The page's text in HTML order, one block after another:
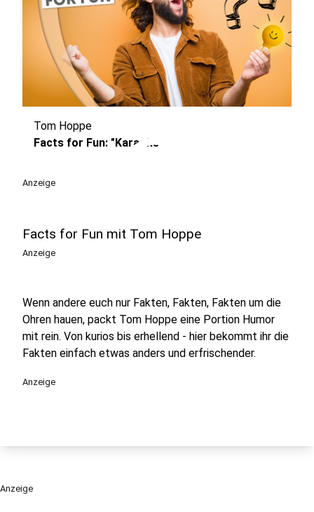
play_circle
Tom Hoppe
Facts for Fun: "Karaoke"
Anzeige
Facts for Fun mit Tom Hoppe
Anzeige
Wenn andere euch nur Fakten, Fakten, Fakten um die
Ohren hauen, packt Tom Hoppe eine Portion Humor
mit rein. Von kurios bis erhellend - hier bekommt ihr die
Fakten einfach etwas anders und erfrischender.
Anzeige
Anzeige